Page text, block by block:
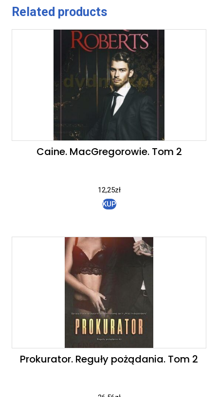
Related products
Caine. MacGregorowie. Tom 2
12,25zł
KUP
Prokurator. Reguły pożądania. Tom 2